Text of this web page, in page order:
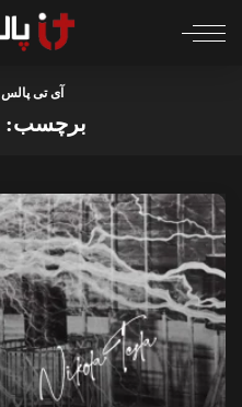
آی تی پالس
برچسب: